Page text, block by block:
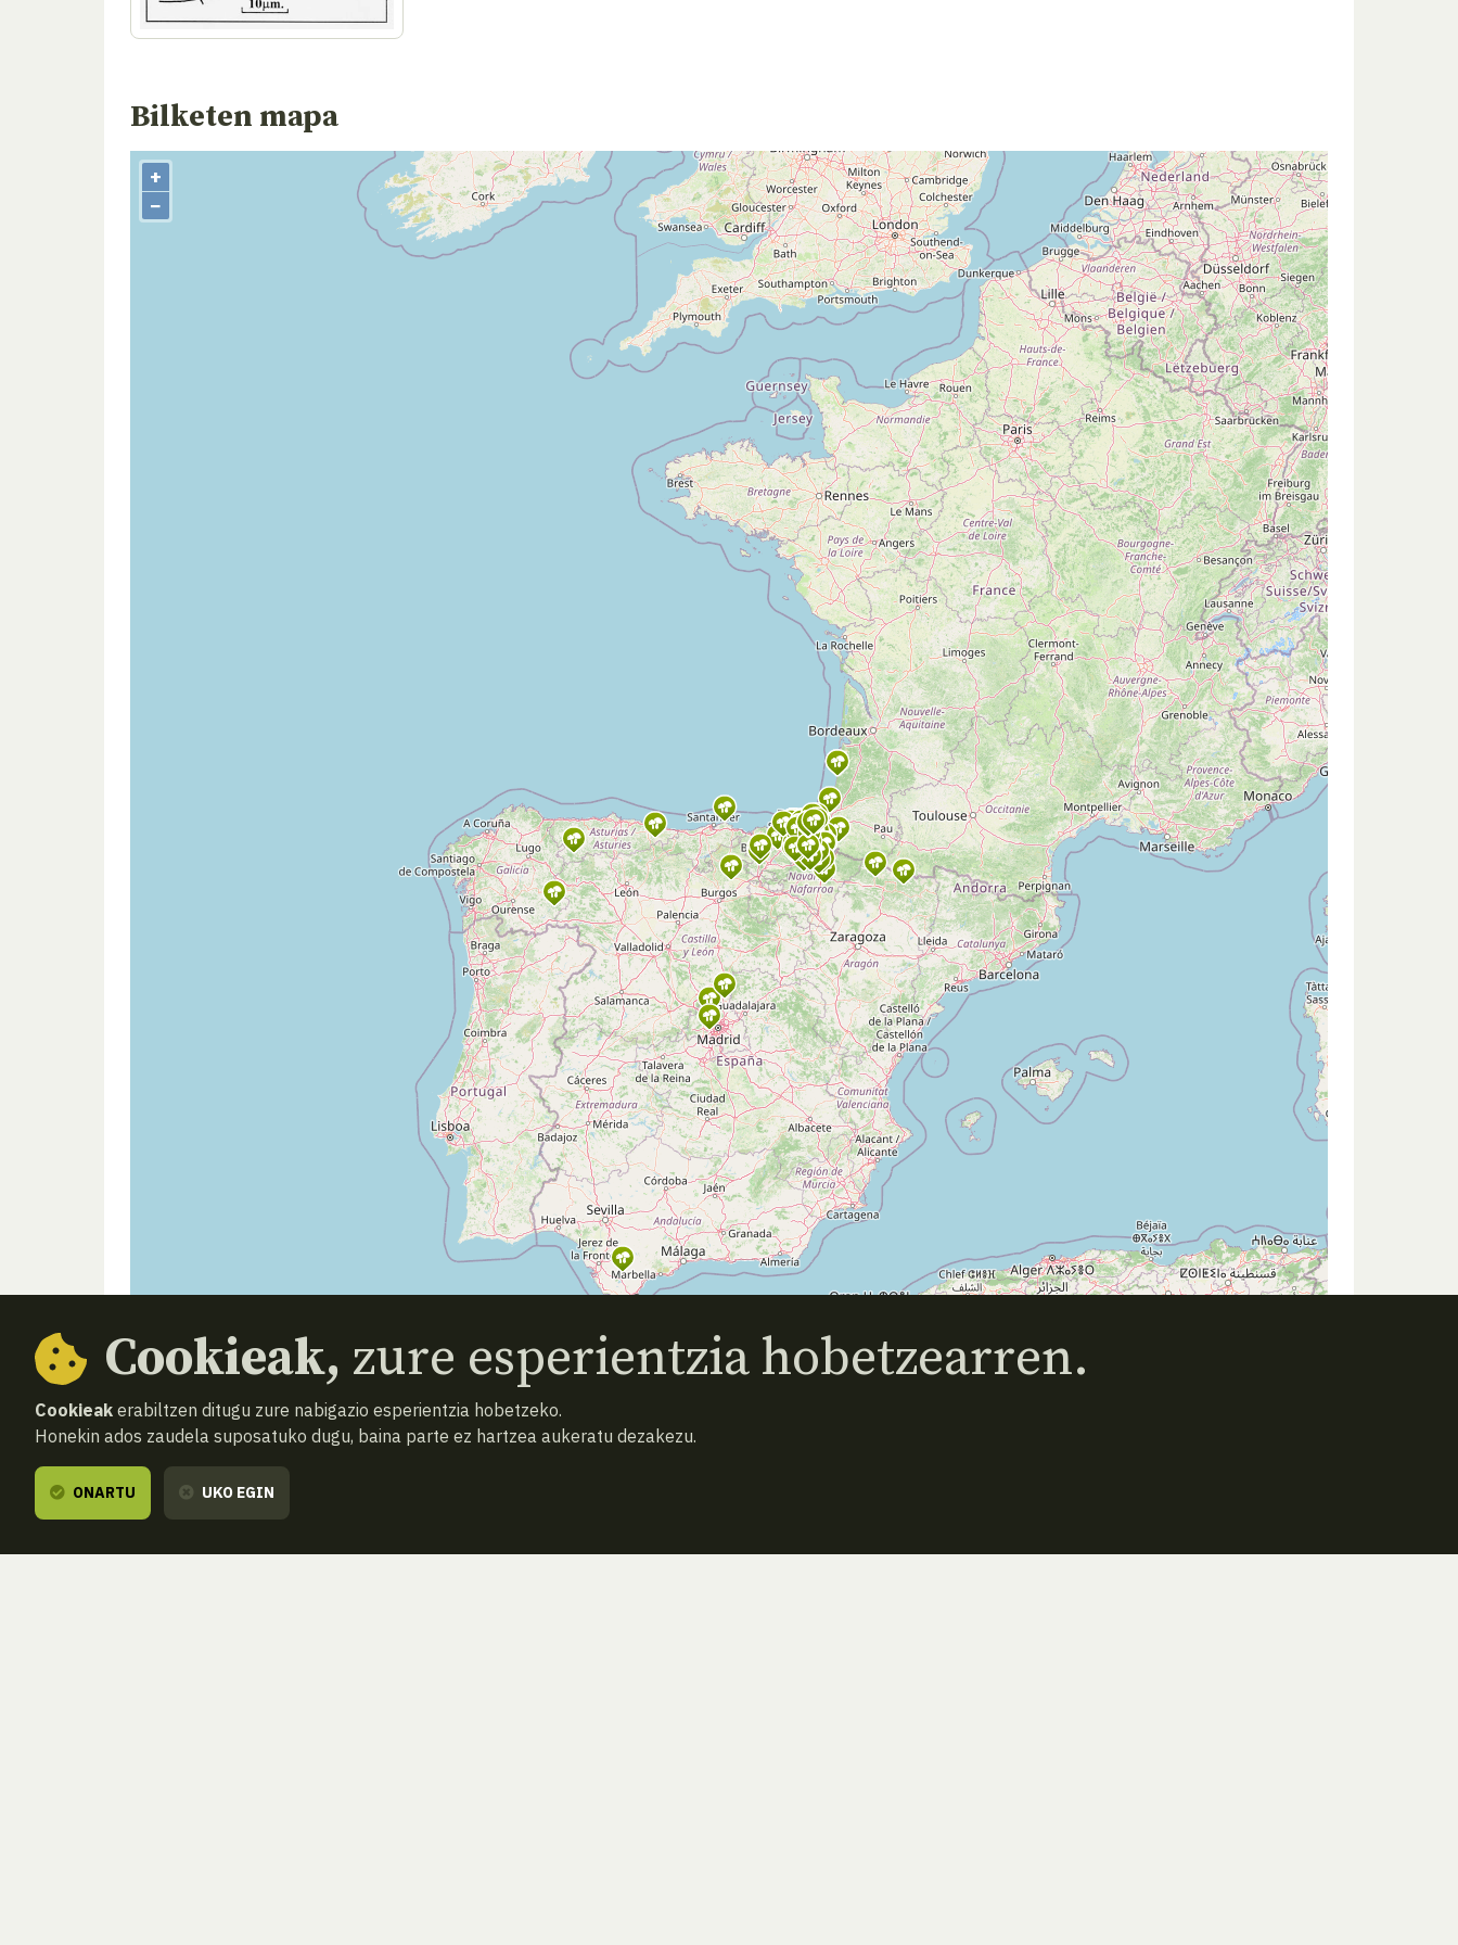
Bilketen mapa
+
−
Cookieak, zure esperientzia hobetzearren.
Cookieak erabiltzen ditugu zure nabigazio esperientzia hobetzeko.
Honekin ados zaudela suposatuko dugu, baina parte ez hartzea aukeratu dezakezu.
ONARTU UKO EGIN